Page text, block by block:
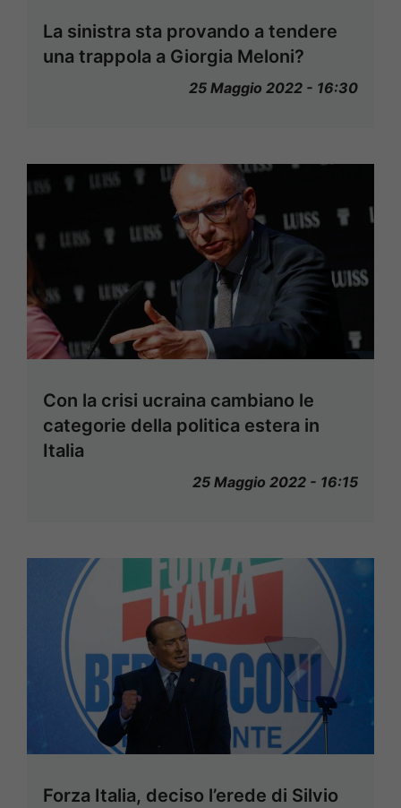
La sinistra sta provando a tendere
una trappola a Giorgia Meloni?
25 Maggio 2022 - 16:30
Con la crisi ucraina cambiano le
categorie della politica estera in
Italia
25 Maggio 2022 - 16:15
Forza Italia, deciso l’erede di Silvio